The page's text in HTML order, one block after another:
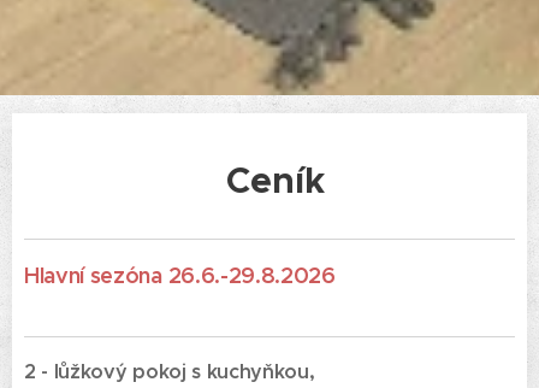
Ceník
Hlavní sezóna 26.6.-29.8.2026
2 - lůžkový pokoj s kuchyňkou,